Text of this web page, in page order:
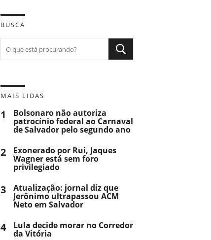
BUSCA
MAIS LIDAS
1 Bolsonaro não autoriza
patrocínio federal ao Carnaval
de Salvador pelo segundo ano
2 Exonerado por Rui, Jaques
Wagner está sem foro
privilegiado
3 Atualização: jornal diz que
Jerônimo ultrapassou ACM
Neto em Salvador
4 Lula decide morar no Corredor
da Vitória